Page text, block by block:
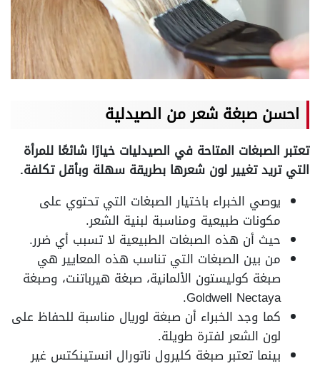
احسن صبغة شعر من الصيدلية
تعتبر الصبغات المتاحة في الصيدليات خيارًا شائعًا للمرأة
التي تريد تغيير لون شعرها بطريقة سهلة وبأقل تكلفة.
يوصي الخبراء باختيار الصبغات التي تحتوي على
مكونات طبيعية ومناسبة لبنية الشعر.
حيث أن هذه الصبغات الطبيعية لا تسبب أي ضرر.
من بين الصبغات التي تناسب هذه المعايير هي
صبغة كوليستون الألمانية، صبغة هيرباتنت، وصبغة
Goldwell Nectaya.
كما وجد الخبراء أن صبغة لوريال مناسبة للحفاظ على
لون الشعر لفترة طويلة.
بينما تعتبر صبغة كليرول ناتورال انستينكتس غير